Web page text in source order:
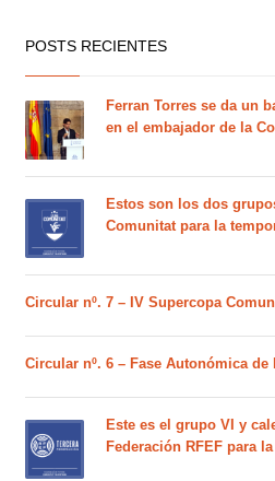
POSTS RECIENTES
Ferran Torres se da un
en el embajador de la
Estos son los dos
Comunitat para la
Circular nº. 7 – IV Supercopa
Circular nº. 6 – Fase Autonómica de
Este es el grupo VI y
Federación RFEF para